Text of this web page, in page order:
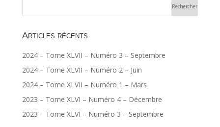
Articles récents
2024 – Tome XLVII – Numéro 3 – Septembre
2024 – Tome XLVII – Numéro 2 – Juin
2024 – Tome XLVII – Numéro 1 – Mars
2023 – Tome XLVI – Numéro 4 – Décembre
2023 – Tome XLVI – Numéro 3 – Septembre